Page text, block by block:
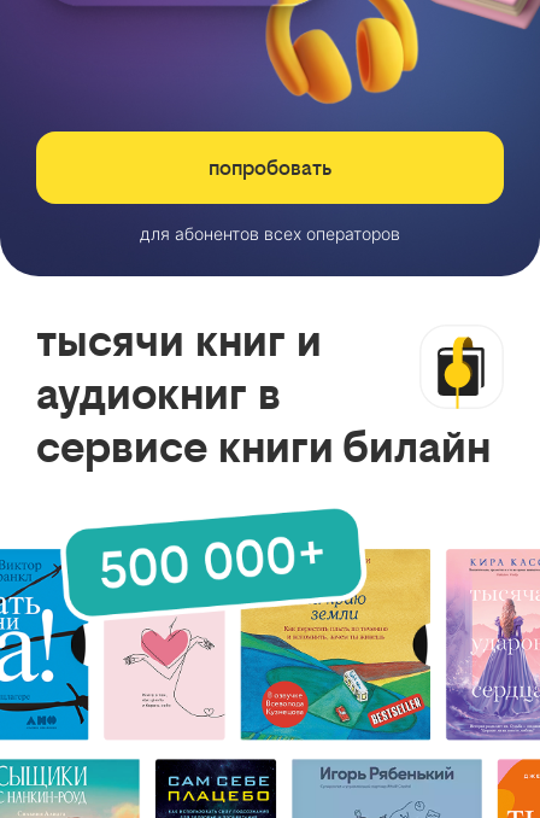
попробовать
для абонентов всех операторов
тысячи книг и
аудиокниг в
сервисе книги билайн